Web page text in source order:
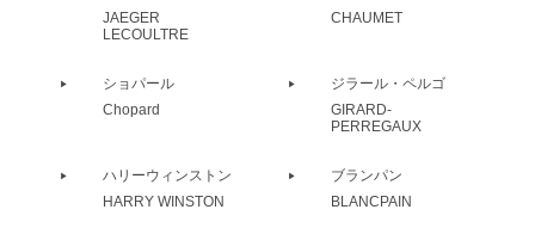
JAEGER
LECOULTRE
CHAUMET
ショパール
Chopard
ジラール・ペルゴ
GIRARD-
PERREGAUX
ハリーウィンストン
HARRY WINSTON
ブランパン
BLANCPAIN